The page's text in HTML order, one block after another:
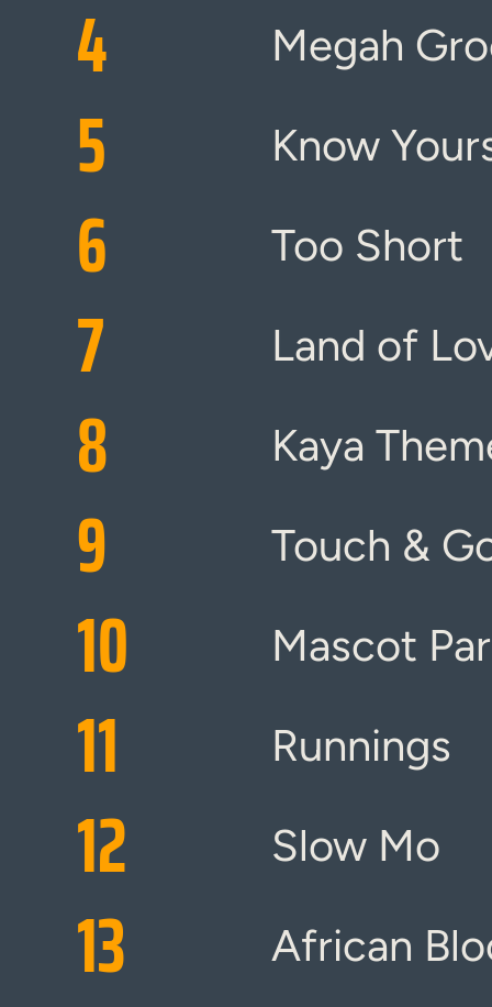
4
Megah
5 Know
6 Too Short
7 Land of
8 Kaya
9 Touch &
10 Mascot
11 Runnings
12 Slow Mo
13 African